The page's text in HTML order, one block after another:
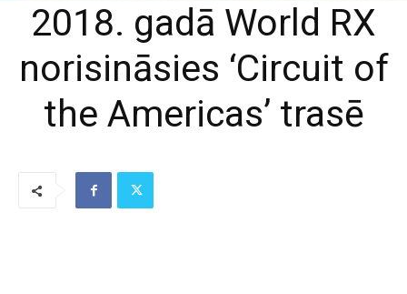
2018. gadā World RX
norisināsies ‘Circuit of
the Americas’ trasē